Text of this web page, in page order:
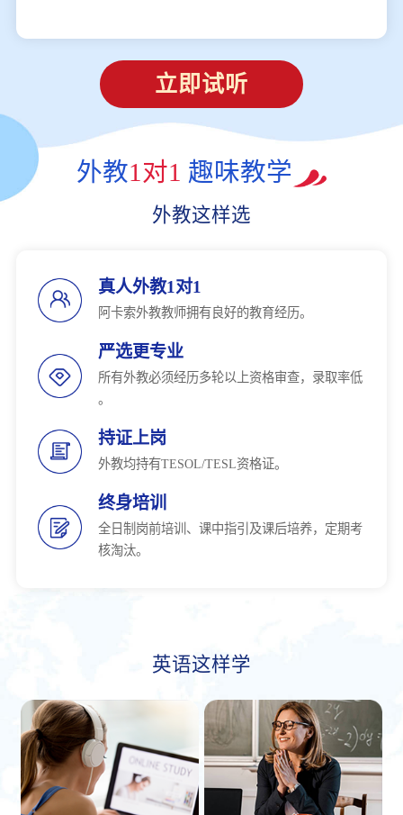
立即试听
外教1对1 趣味教学
外教这样选
真人外教1对1
阿卡索外教教师拥有良好的教育经历。
严选更专业
所有外教必须经历多轮以上资格审查，录取率低
。
持证上岗
外教均持有TESOL/TESL资格证。
终身培训
全日制岗前培训、课中指引及课后培养，定期考
核淘汰。
英语这样学